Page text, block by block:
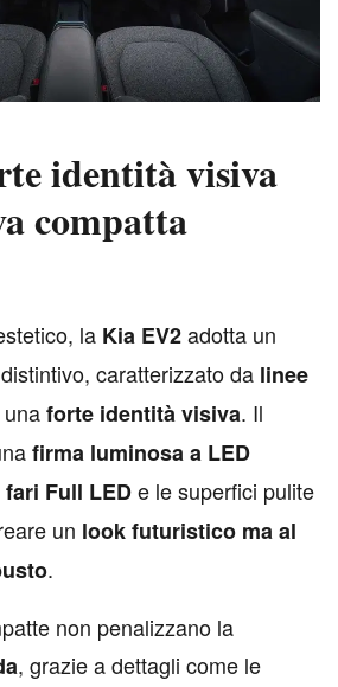
identità visiva
compatta
la Kia EV2adotta un
caratterizzato da linee
forte identità visiva. Il
firma luminosa a LED
fari Full LEDe le superfici pulite
un look futuristico ma al
.
non penalizzano la
, grazie a dettagli come le